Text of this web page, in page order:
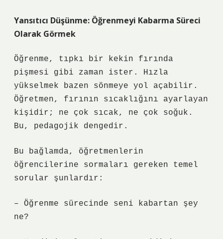
Yansıtıcı Düşünme: Öğrenmeyi Kabarma Süreci
Olarak Görmek
Öğrenme, tıpkı bir kekin fırında
pişmesi gibi zaman ister. Hızla
yükselmek bazen sönmeye yol açabilir.
Öğretmen, fırının sıcaklığını ayarlayan
kişidir; ne çok sıcak, ne çok soğuk.
Bu, pedagojik dengedir.
Bu bağlamda, öğretmenlerin
öğrencilerine sormaları gereken temel
sorular şunlardır:
– Öğrenme sürecinde seni kabartan şey
ne?